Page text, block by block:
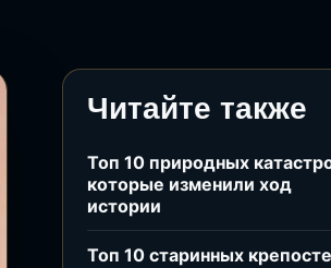
Читайте также
Топ 10 природных
которые изменили ход
истории
Топ 10 старинных